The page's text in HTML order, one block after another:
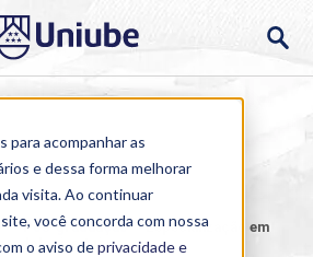
para acompanhar as
e dessa forma melhorar
visita. Ao continuar
você concorda com nossa
o aviso deprivacidade e
> Pós-graduação >Especialização em
Ativas